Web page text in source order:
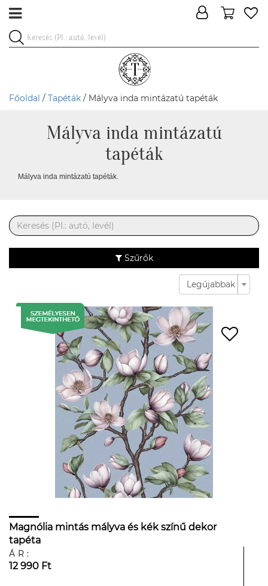
Főoldal / Tapéták / Mályva inda mintázatú tapéták
Mályva inda mintázatú
tapéták
Mályva inda mintázatú tapéták.
Szűrők
Legújabbak
Magnólia mintás mályva és kék színű dekor
tapéta
ÁR:
12 990 Ft